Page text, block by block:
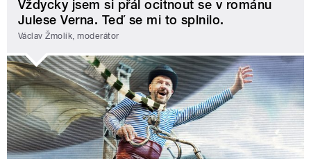
Vždycky jsem si přál ocitnout se v románu
Julese Verna. Teď se mi to splnilo.
Václav Žmolík, moderátor